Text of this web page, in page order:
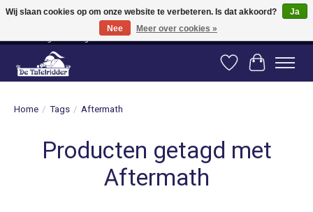
Vanaf 80 euro gratis verzending binnen Nederland! Vanaf 100 euro gratis
verzending naar België en Duitsland!
Verlanglijst
Home / Tags / Aftermath
Producten getagd met
Aftermath
Wij slaan cookies op om onze website te verbeteren. Is dat akkoord?
Ja
Nee
Meer over cookies »